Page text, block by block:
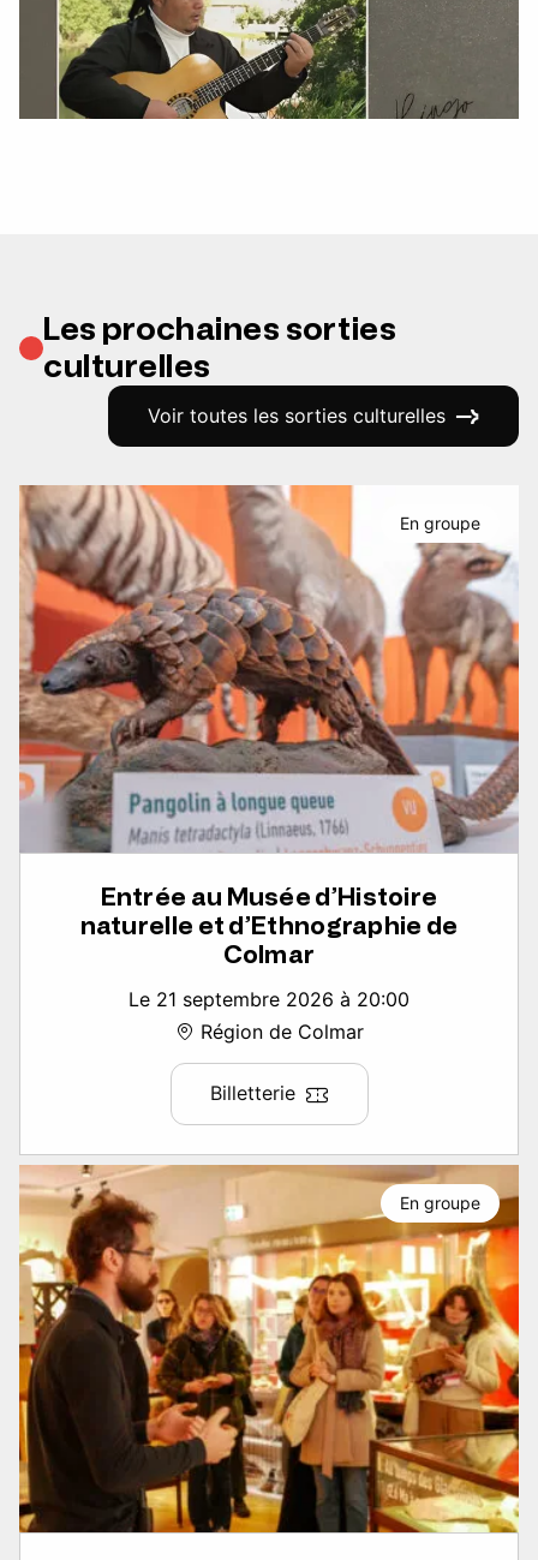
Les prochaines sorties
culturelles
Voir toutes les sorties culturelles
Entrée au Musée d’Histoire
naturelle et d’Ethnographie de
Colmar
Le 21 septembre 2026 à 20:00
Région de Colmar
Billetterie
En groupe
En groupe